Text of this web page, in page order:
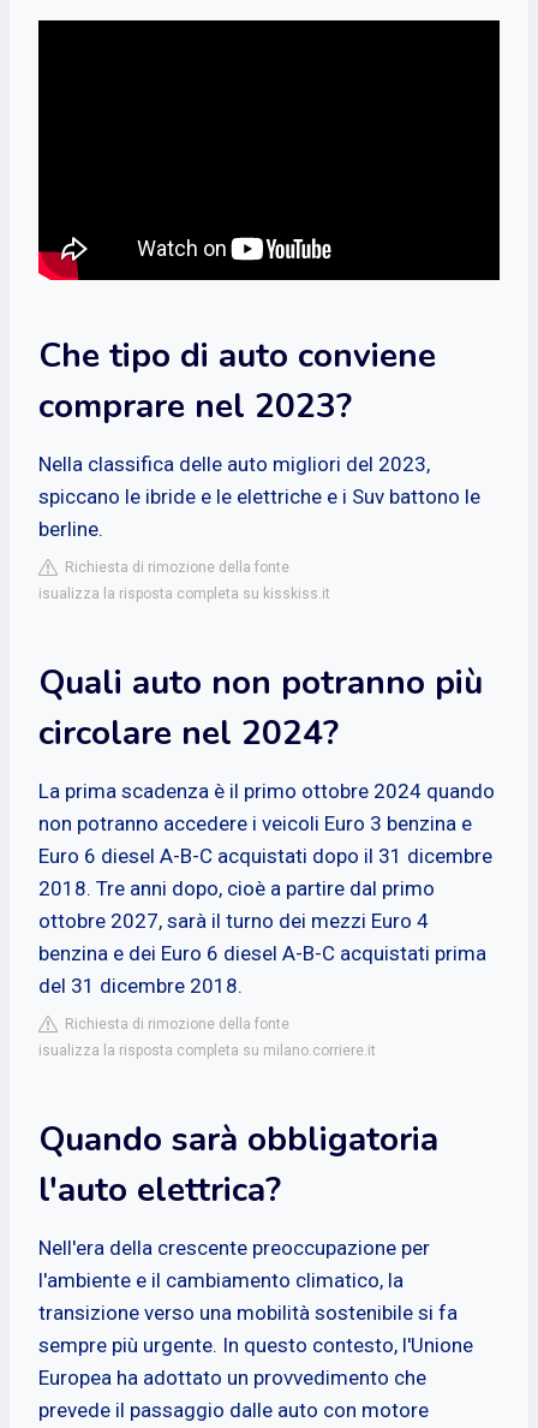
Che tipo di auto conviene
comprare nel 2023?
Nella classifica delle auto migliori del 2023,
spiccano le ibride e le elettriche e i Suv battono le
berline.
Richiesta di rimozione della fonte
isualizza la risposta completa su kisskiss.it
Quali auto non potranno più
circolare nel 2024?
La prima scadenza è il primo ottobre 2024 quando
non potranno accedere i veicoli Euro 3 benzina e
Euro 6 diesel A-B-C acquistati dopo il 31 dicembre
2018. Tre anni dopo, cioè a partire dal primo
ottobre 2027, sarà il turno dei mezzi Euro 4
benzina e dei Euro 6 diesel A-B-C acquistati prima
del 31 dicembre 2018.
Richiesta di rimozione della fonte
isualizza la risposta completa su milano.corriere.it
Quando sarà obbligatoria
l'auto elettrica?
Nell'era della crescente preoccupazione per
l'ambiente e il cambiamento climatico, la
transizione verso una mobilità sostenibile si fa
sempre più urgente. In questo contesto, l'Unione
Europea ha adottato un provvedimento che
prevede il passaggio dalle auto con motore